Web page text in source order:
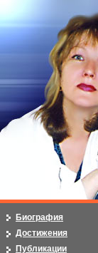
Биография
Достижения
Публикации